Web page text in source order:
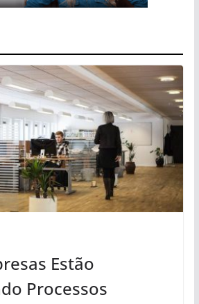
Estão
Processos